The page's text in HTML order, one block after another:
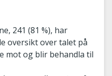
241 (81 %), har
oversikt over talet på
mot og blir behandla til